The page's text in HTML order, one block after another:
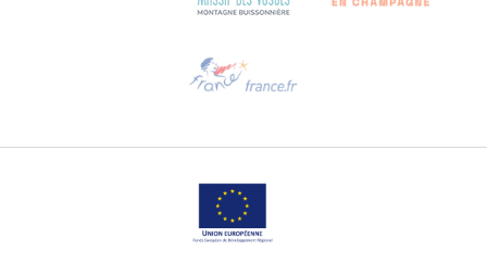
Stuur ons een e-mail